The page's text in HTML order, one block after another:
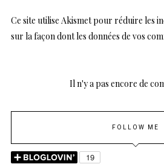
Ce site utilise Akismet pour réduire les
sur la façon dont les données de vos
Il n'y a pas encore de
FOLLOW ME